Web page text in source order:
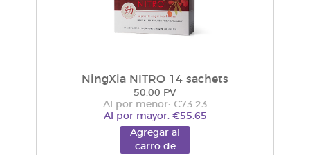
NingXia NITRO 14 sachets
50.00 PV
Al por menor: €73.23
Al por mayor: €55.65
Agregar al
carro de